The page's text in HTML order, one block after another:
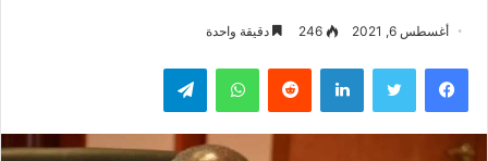
أغسطس 6, 2021 246 دقيقة واحدة
فيسبوك تويتر لينكدإن واتساب تيلقرام